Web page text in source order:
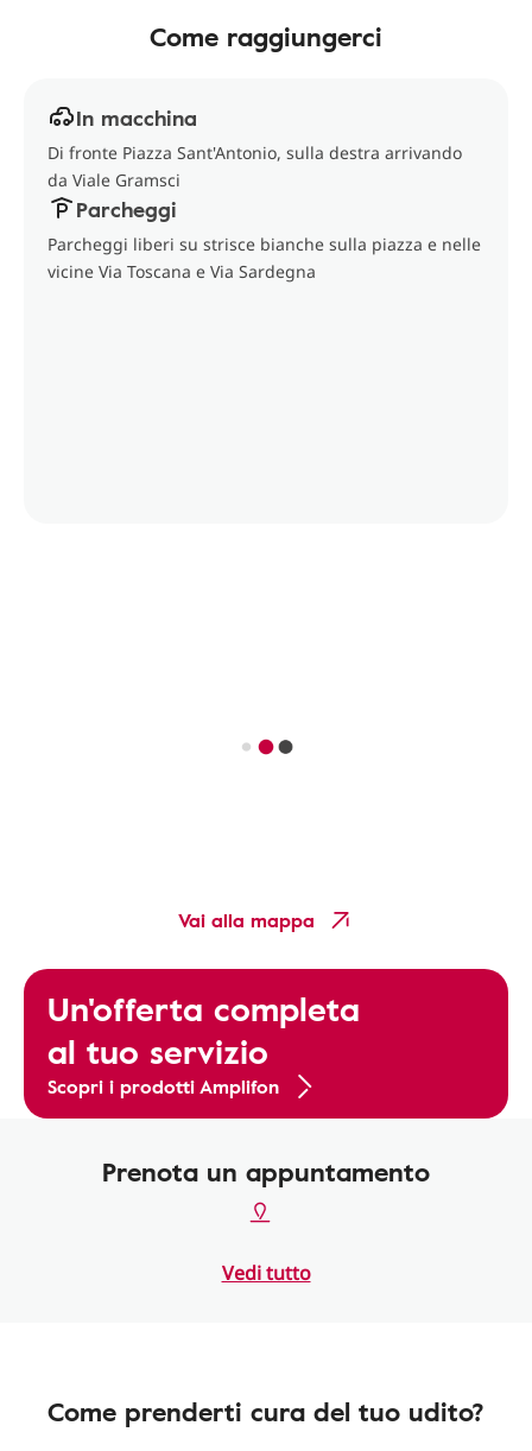
Come raggiungerci
In macchina
Di fronte Piazza Sant'Antonio, sulla destra arrivando
da Viale Gramsci
Parcheggi
Parcheggi liberi su strisce bianche sulla piazza e nelle
vicine Via Toscana e Via Sardegna
Vai alla mappa
Un'offerta completa
al tuo servizio
Scopri i prodotti Amplifon
Prenota un appuntamento
Vedi tutto
Come prenderti cura del tuo udito?